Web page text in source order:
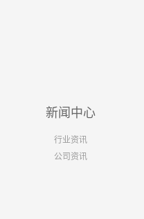
新闻中心
行业资讯
公司资讯